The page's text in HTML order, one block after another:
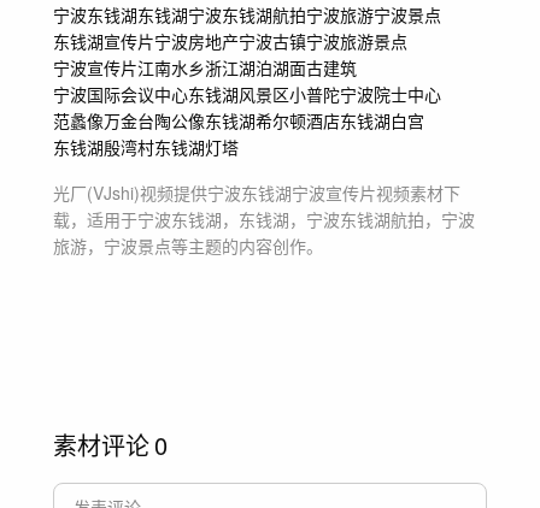
宁波东钱湖东钱湖宁波东钱湖航拍宁波旅游宁波景点
东钱湖宣传片宁波房地产宁波古镇宁波旅游景点
宁波宣传片江南水乡浙江湖泊湖面古建筑
宁波国际会议中心东钱湖风景区小普陀宁波院士中心
范蠡像万金台陶公像东钱湖希尔顿酒店东钱湖白宫
东钱湖殷湾村东钱湖灯塔
光厂(VJshi)视频提供宁波东钱湖宁波宣传片视频素材下
载，适用于宁波东钱湖，东钱湖，宁波东钱湖航拍，宁波
旅游，宁波景点等主题的内容创作。
素材评论0